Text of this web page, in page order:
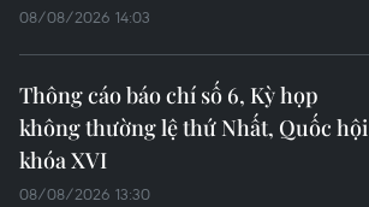
08/08/2026 14:03
Thông cáo báo chí số 6, Kỳ họp
không thường lệ thứ Nhất, Quốc hội
khóa XVI
08/08/2026 13:30